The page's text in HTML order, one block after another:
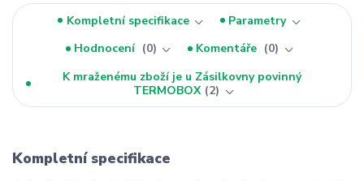
Kompletní specifikace
Parametry
Hodnocení
0 Komentáře
0
K mraženému zboží je u Zásilkovny povinný
TERMOBOX 2
Kompletní specifikace